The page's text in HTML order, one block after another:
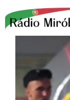
para